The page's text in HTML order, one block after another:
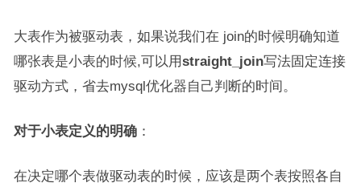
大表作为被驱动表，如果说我们在 join的时候明确知道
哪张表是小表的时候,可以用straight_join写法固定连接
驱动方式，省去mysql优化器自己判断的时间。
对于小表定义的明确：
在决定哪个表做驱动表的时候，应该是两个表按照各自